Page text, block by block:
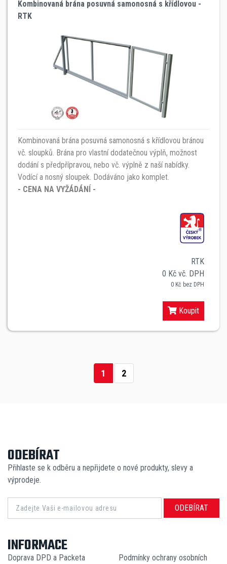
Kombinovaná brána posuvná samonosná s křídlovou -
RTK
Kombinovaná brána posuvná samonosná s křídlovou bránou
vč. sloupků. Brána pro vlastní dodatečnou výplň, možnost
dodání s předpřípravou, nebo vč. výplně z naší nabídky.
Vodící a nosný sloupek. Dodáváno jako komplet.
- CENA NA VYŽÁDÁNÍ -
RTK
0 Kč vč. DPH
0 Kč bez DPH
Koupit
1 2
ODEBÍRAT
Přihlaste se k odběru a nepřijdete o nové produkty, slevy a
výprodeje.
ODEBÍRAT
INFORMACE
Doprava DPD a Packeta
Podmínky ochrany osobních